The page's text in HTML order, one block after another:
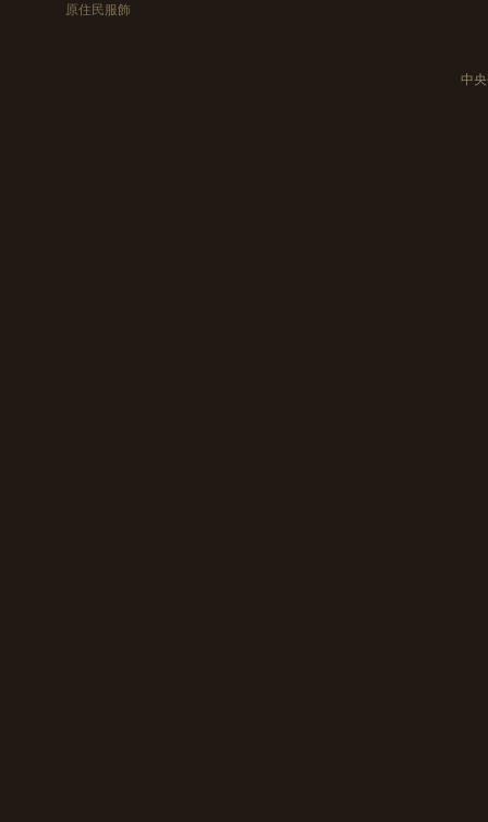
原住民服飾
中